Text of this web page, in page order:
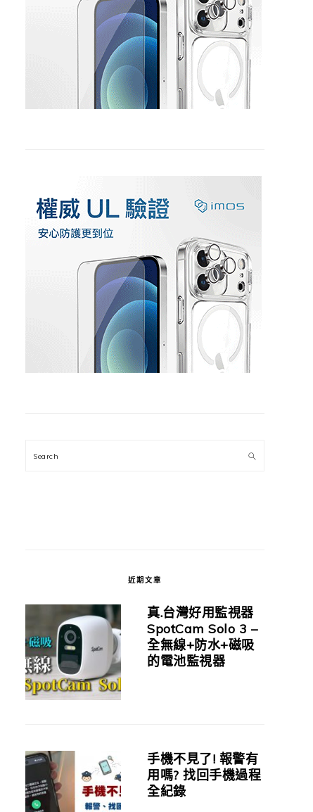
Search
近期文章
真.台灣好用監視器
SpotCam Solo 3 –
全無線+防水+磁吸
的電池監視器
手機不見了! 報警有
用嗎? 找回手機過程
全紀錄